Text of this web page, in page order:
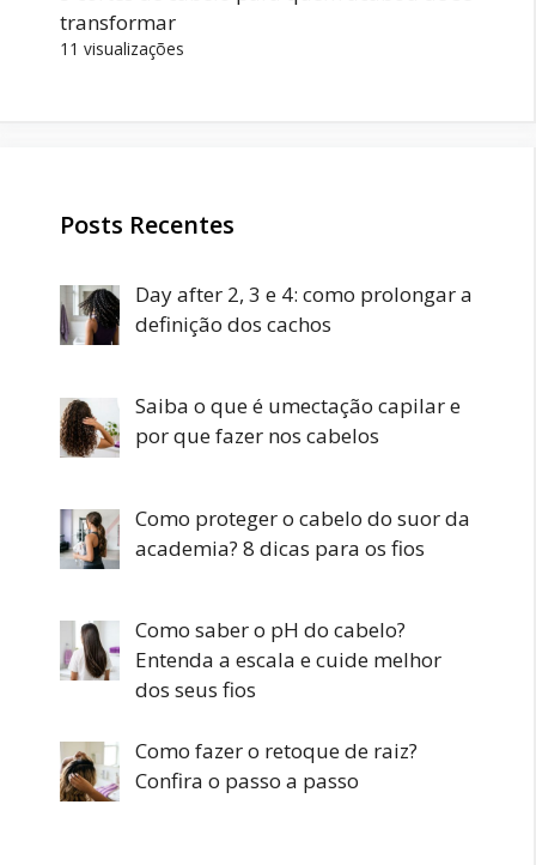
transformar
11 visualizações
Posts Recentes
Day after 2, 3 e 4: como prolongar a
definição dos cachos
Saiba o que é umectação capilar e
por que fazer nos cabelos
Como proteger o cabelo do suor da
academia? 8 dicas para os fios
Como saber o pH do cabelo?
Entenda a escala e cuide melhor
dos seus fios
Como fazer o retoque de raiz?
Confira o passo a passo